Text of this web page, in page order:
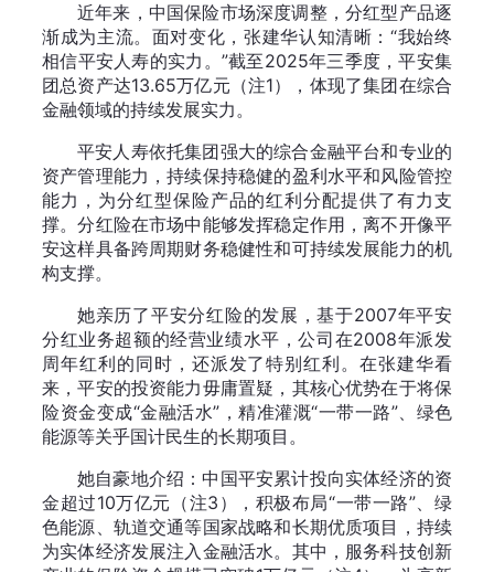
近年来，中国保险市场深度调整，分红型产品逐
渐成为主流。面对变化，张建华认知清晰：“我始终
相信平安人寿的实力。”截至2025年三季度，平安集
团总资产达13.65万亿元（注1），体现了集团在综合
金融领域的持续发展实力。
平安人寿依托集团强大的综合金融平台和专业的
资产管理能力，持续保持稳健的盈利水平和风险管控
能力，为分红型保险产品的红利分配提供了有力支
撑。分红险在市场中能够发挥稳定作用，离不开像平
安这样具备跨周期财务稳健性和可持续发展能力的机
构支撑。
她亲历了平安分红险的发展，基于2007年平安
分红业务超额的经营业绩水平，公司在2008年派发
周年红利的同时，还派发了特别红利。在张建华看
来，平安的投资能力毋庸置疑，其核心优势在于将保
险资金变成“金融活水”，精准灌溉“一带一路”、绿色
能源等关乎国计民生的长期项目。
她自豪地介绍：中国平安累计投向实体经济的资
金超过10万亿元（注3），积极布局“一带一路”、绿
色能源、轨道交通等国家战略和长期优质项目，持续
为实体经济发展注入金融活水。其中，服务科技创新